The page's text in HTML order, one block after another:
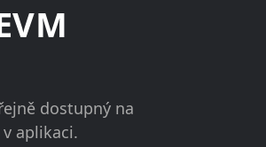
dostupný na
aplikaci.